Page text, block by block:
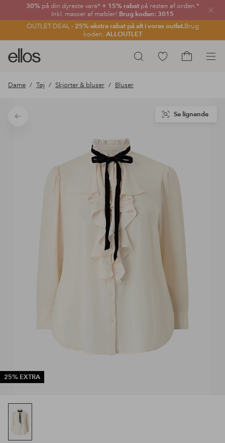
30% på din dyreste vare* + 15% rabatpå resten af orden.*
Inkl. masser af møbler! Brug koden: 3015
OUTLET DEAL - 25% ekstra rabat på alt i vores outlet.Brug
koden: ALLOUTLET
Luk
Søg
Ellos
logo
gå
forsiden
Gå
Dame Tøj Skjorter & bluser Bluser
Tilbage
25% EXTRA
Se lignende